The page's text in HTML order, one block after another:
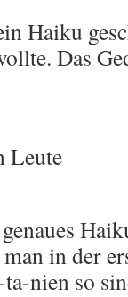
Haiku
Das
Leute
in der
nien so